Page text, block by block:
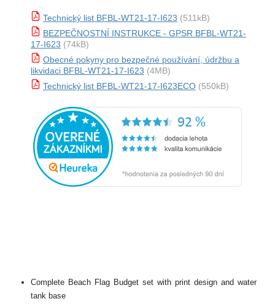
Technický list BFBL-WT21-17-I623 (511kB)
BEZPEČNOSTNÍ INSTRUKCE - GPSR BFBL-WT21-
17-I623 (74kB)
Obecné pokyny pro bezpečné používání, údržbu a
likvidaci BFBL-WT21-17-I623 (4MB)
Technický list BFBL-WT21-17-I623ECO (550kB)
Complete Beach Flag Budget set with print design and water
tank base